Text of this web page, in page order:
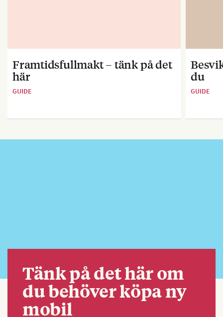
Framtidsfullmakt – tänk på det
här
GUIDE
du
GUIDE
Tänk på det här om
du behöver köpa ny
mobil